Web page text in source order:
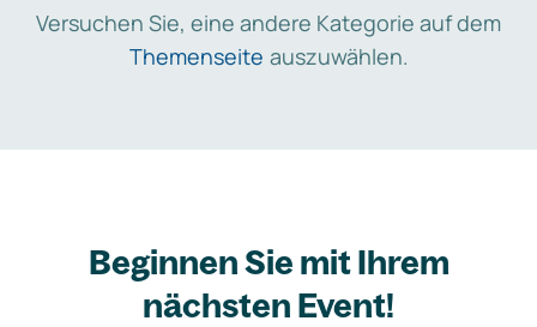
Versuchen Sie, eine andere Kategorie auf dem
Themenseite auszuwählen.
Beginnen Sie mit Ihrem
nächsten Event!